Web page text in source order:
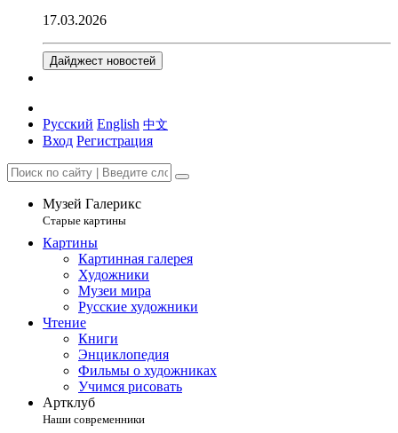
17.03.2026
Дайджест новостей
Русский English 中文
Вход Регистрация
Музей Галерикс
Старые картины
Картины
Картинная галерея
Художники
Музеи мира
Русские художники
Чтение
Книги
Энциклопедия
Фильмы о художниках
Учимся рисовать
Артклуб
Наши современники